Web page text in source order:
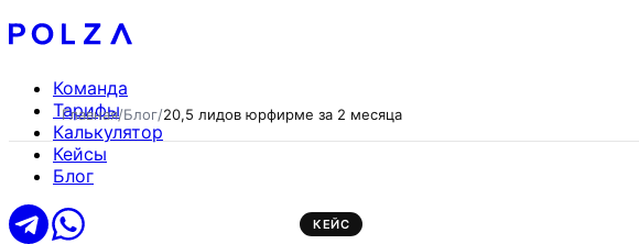
Команда
Тарифы
Калькулятор
Кейсы
Блог
Главная/Блог/20,5 лидов юрфирме за 2 месяца
КЕЙС